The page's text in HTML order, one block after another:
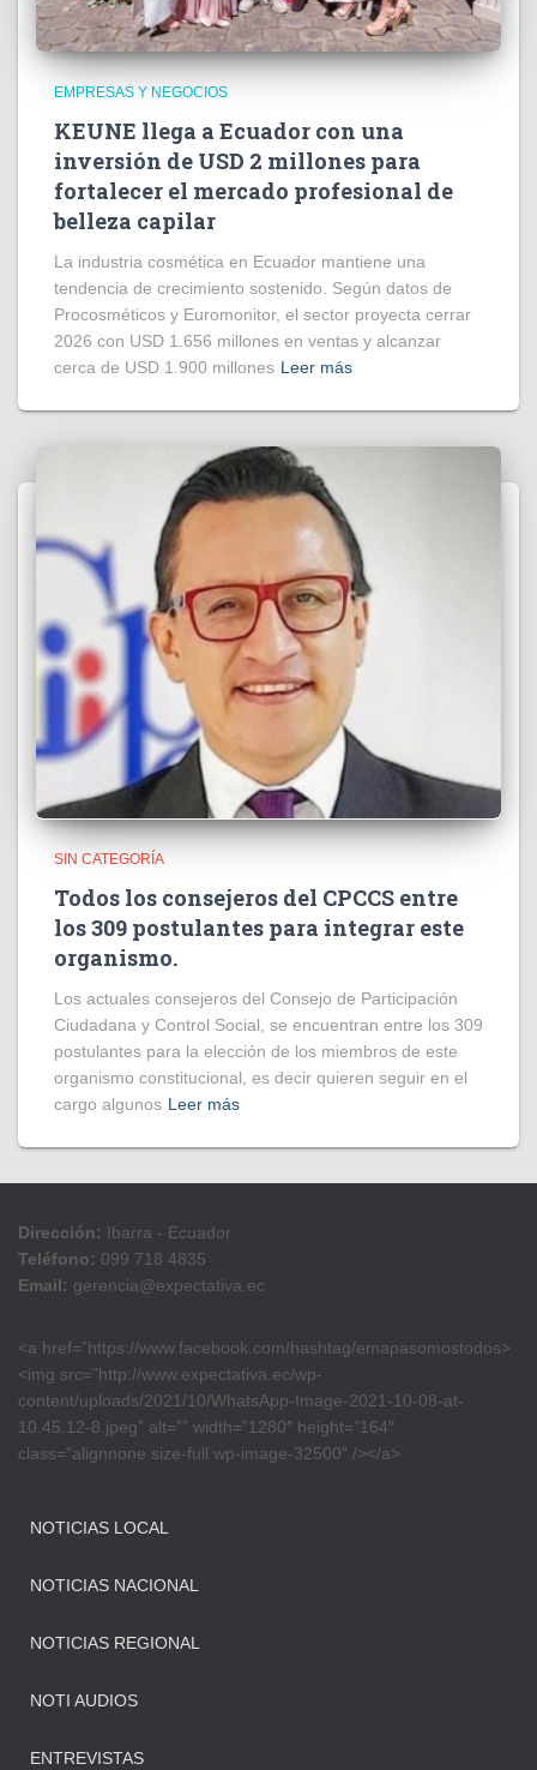
EMPRESAS Y NEGOCIOS
KEUNE llega a Ecuador con una
inversión de USD 2 millones para
fortalecer el mercado profesional de
belleza capilar
La industria cosmética en Ecuador mantiene una
tendencia de crecimiento sostenido. Según datos de
Procosméticos y Euromonitor, el sector proyecta cerrar
2026 con USD 1.656 millones en ventas y alcanzar
cerca de USD 1.900 millones Leer más
SIN CATEGORÍA
Todos los consejeros del CPCCS entre
los 309 postulantes para integrar este
organismo.
Los actuales consejeros del Consejo de Participación
Ciudadana y Control Social, se encuentran entre los 309
postulantes para la elección de los miembros de este
organismo constitucional, es decir quieren seguir en el
cargo algunos Leer más
Dirección: Ibarra - Ecuador
Teléfono: 099 718 4835
Email: gerencia@expectativa.ec
<a href=”https://www.facebook.com/hashtag/emapasomostodos>
<img src=”http://www.expectativa.ec/wp-
content/uploads/2021/10/WhatsApp-Image-2021-10-08-at-
10.45.12-8.jpeg” alt=”” width=”1280″ height=”164″
class=”alignnone size-full wp-image-32500″ /></a>
NOTICIAS LOCAL
NOTICIAS NACIONAL
NOTICIAS REGIONAL
NOTI AUDIOS
ENTREVISTAS